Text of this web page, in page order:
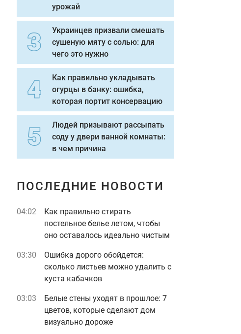
урожай
Украинцев призвали смешать
сушеную мяту с солью: для
чего это нужно
Как правильно укладывать
огурцы в банку: ошибка,
которая портит консервацию
Людей призывают рассыпать
соду у двери ванной комнаты:
в чем причина
ПОСЛЕДНИЕ НОВОСТИ
04:02
Как правильно стирать
постельное белье летом, чтобы
оно оставалось идеально чистым
03:30
Ошибка дорого обойдется:
сколько листьев можно удалить с
куста кабачков
03:03
Белые стены уходят в прошлое: 7
цветов, которые сделают дом
визуально дороже